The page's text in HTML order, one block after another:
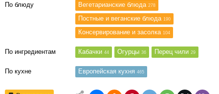
По блюду Вегетарианские блюда 278
Постные и веганские блюда 190
Консервирование и засолка 104
По ингредиентам Кабачки 44 Огурцы 36 Перец чили 29
По кухне Европейская кухня 465